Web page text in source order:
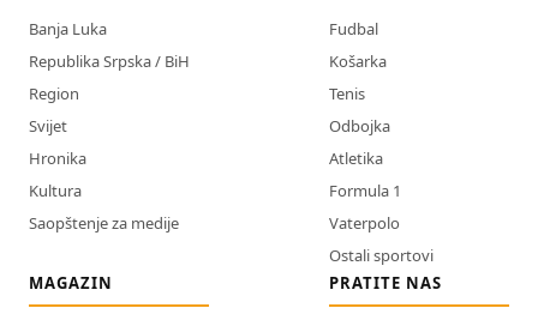
Banja Luka
Republika Srpska / BiH
Region
Svijet
Hronika
Kultura
Saopštenje za medije
Fudbal
Košarka
Tenis
Odbojka
Atletika
Formula 1
Vaterpolo
Ostali sportovi
MAGAZIN
PRATITE NAS